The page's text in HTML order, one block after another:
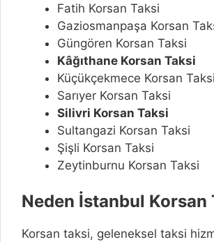
Fatih Korsan Taksi
Gaziosmanpaşa Korsan
Güngören Korsan Taksi
Kâğıthane Korsan Taksi
Küçükçekmece Korsan Taksi
Sarıyer Korsan Taksi
Silivri Korsan Taksi
Sultangazi Korsan Taksi
Şişli Korsan Taksi
Zeytinburnu Korsan Taksi
Neden İstanbul Korsan
Korsan taksi, geleneksel taksi